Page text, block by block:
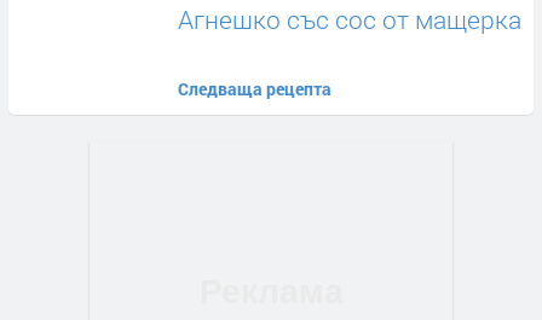
Агнешко със сос от мащерка
Следваща рецепта